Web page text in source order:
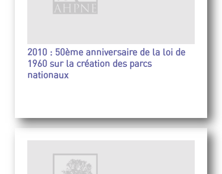
2010 : 50ème anniversaire de la loi de
1960 sur la création des parcs
nationaux